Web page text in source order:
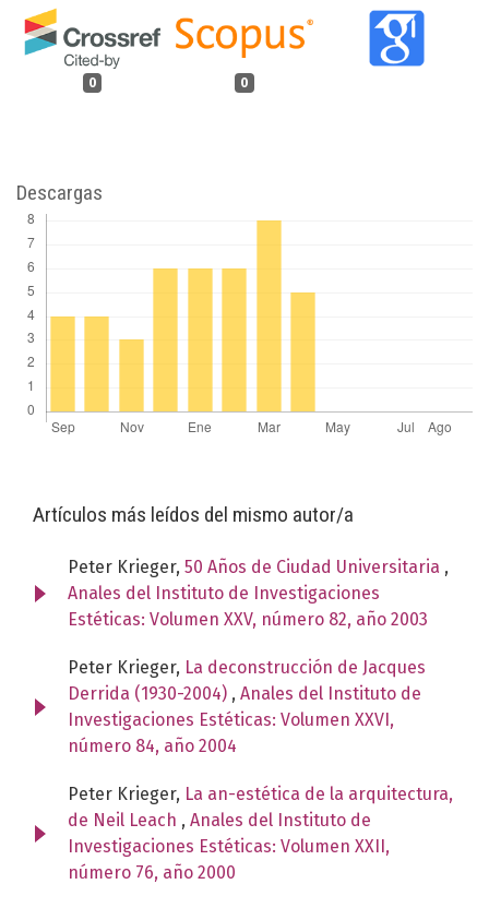
0 0
Descargas
Artículos más leídos del mismo autor/a
Peter Krieger, 50 Años de Ciudad Universitaria ,
Anales del Instituto de Investigaciones
Estéticas: Volumen XXV, número 82, año 2003
Peter Krieger, La deconstrucción de Jacques
Derrida (1930-2004) , Anales del Instituto de
Investigaciones Estéticas: Volumen XXVI,
número 84, año 2004
Peter Krieger, La an-estética de la arquitectura,
de Neil Leach , Anales del Instituto de
Investigaciones Estéticas: Volumen XXII,
número 76, año 2000